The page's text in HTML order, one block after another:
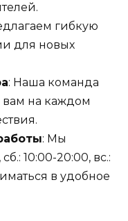
гибкую
для новых
: Наша команда
вам на каждом
: Мы
10:00-20:00, вс.:
в удобное